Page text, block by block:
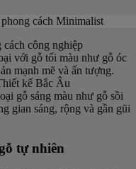
cách Minimalist
cách công nghiệp
với gỗ tối màu như gỗ óc
mạnh mẽ và ấn tượng.
kế Bắc Âu
gỗ sáng màu như gỗ sồi
gian sáng, rộng và gần gũi
tự nhiên